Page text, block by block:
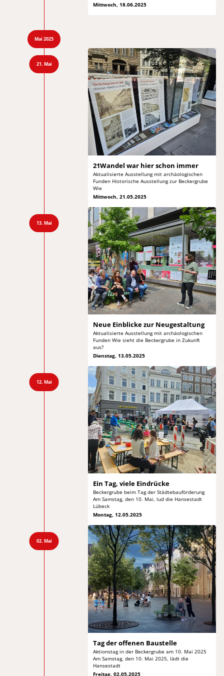
Mittwoch, 18.06.2025
Mai 2025
21. Mai
21Wandel war hierschon immer
Aktualisierte Ausstellung mit archäologischen
Funden Historische Ausstellung zur Beckergrube
Wie
Mittwoch, 21.05.2025
13. Mai
Neue Einblickezur Neugestaltung
Aktualisierte Ausstellung mit archäologischen
Funden Wie sieht die Beckergrube in Zukunft
aus?
Dienstag, 13.05.2025
12. Mai
Ein Tag, viele Eindrücke
Beckergrube beim Tag der Städtebauförderung
Am Samstag, den 10. Mai, lud die Hansestadt
Lübeck
Montag, 12.05.2025
02. Mai
Tag deroffenen Baustelle
Aktionstag in der Beckergrube am 10. Mai 2025
Am Samstag, den 10. Mai 2025, lädt die
Hansestadt
Freitag, 02.05.2025